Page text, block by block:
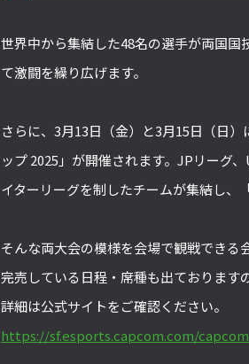
世界中から集結した48名の選手が両国
て激闘を繰り広げます。
さらに、3月13日（金）と3月15日（日
ップ 2025」が開催されます。JPリーグ
イターリーグを制したチームが集結し、
そんな両大会の模様を会場で観戦できる
完売している日程・席種も出ております
詳細は公式サイトをご確認ください。
https://sf.esports.capcom.com/